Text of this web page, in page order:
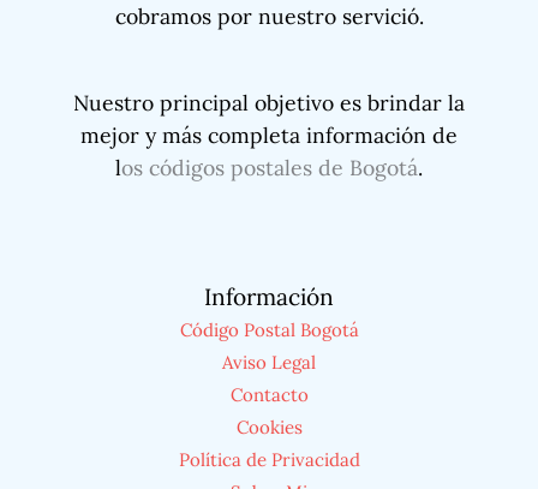
cobramos por nuestro servició.
Nuestro principal objetivo es brindar la
mejor y más completa información de
los códigos postales de Bogotá.
Información
Código Postal Bogotá
Aviso Legal
Contacto
Cookies
Política de Privacidad